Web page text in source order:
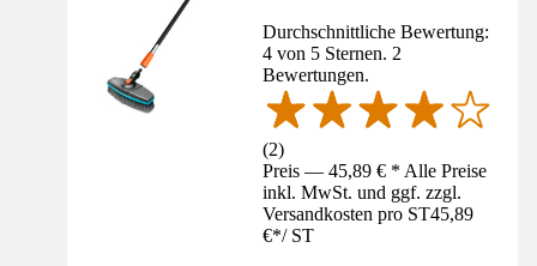
Durchschnittliche Bewertung:
4 von 5 Sternen. 2
Bewertungen.
(2)
Preis — 45,89 € * Alle Preise
inkl. MwSt. und ggf. zzgl.
Versandkosten pro ST45,89
€*/ ST